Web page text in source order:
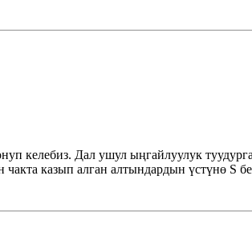
келебиз. Дал ушул ыңгайлуулук
казып алган алтындардын үстүнө S